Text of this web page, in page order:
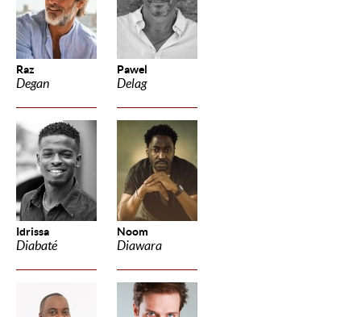
Raz
Degan
Pawel
Delag
Idrissa
Diabaté
Noom
Diawara